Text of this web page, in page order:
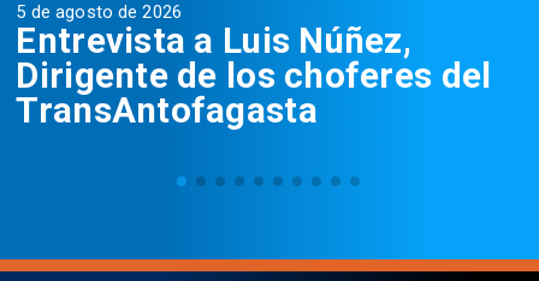
5 de agosto de 2026
Entrevista a Luis Núñez,
Dirigente de los choferes del
TransAntofagasta